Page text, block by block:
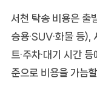
서천 탁송 비용은 출
승용·SUV·화물 등),
트·주차·대기 시간
준으로 비용을 가늠